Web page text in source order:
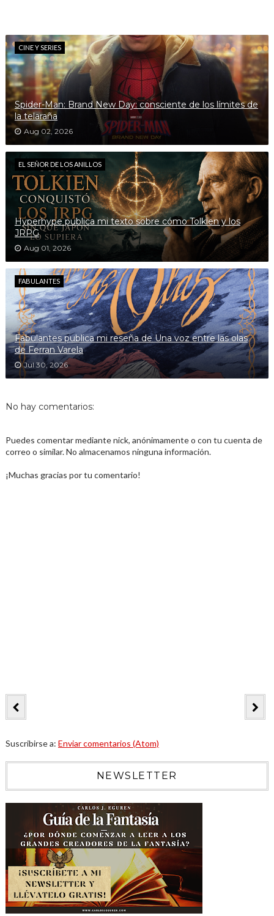
CINE Y SERIES
Spider-Man: Brand New Day: consciente de los límites de
la telaraña
Aug 02, 2026
EL SEÑOR DE LOS ANILLOS
Hyperhype publica mi texto sobre cómo Tolkien y los
JRPG
Aug 01, 2026
FABULANTES
Fabulantes publica mi reseña de Una voz entre las olas
de Ferran Varela
Jul 30, 2026
No hay comentarios:
Puedes comentar mediante nick, anónimamente o con tu cuenta de
correo o similar. No almacenamos ninguna información.
¡Muchas gracias por tu comentario!
Suscribirse a: Enviar comentarios (Atom)
NEWSLETTER